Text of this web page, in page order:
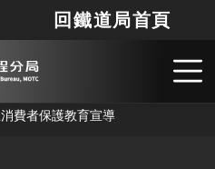
回鐵道局首頁
消費者保護教育宣導